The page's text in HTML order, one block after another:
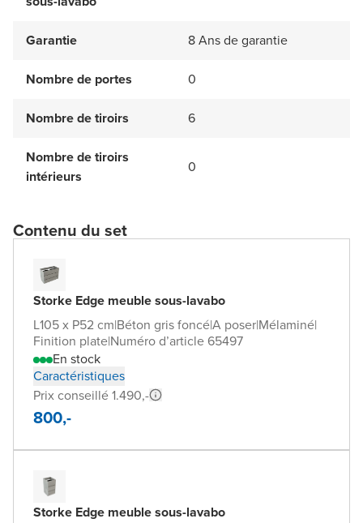
Garantie 8 Ans de garantie
Nombre de portes 0
Nombre de tiroirs 6
Nombre de tiroirs
intérieurs
0
Contenu du set
Storke Edge meuble sous-lavabo
L105 x P52 cm|Béton gris foncé|A poser|Mélaminé|
Finition plate|Numéro d’article 65497
En stock
Caractéristiques
Prix conseillé 1.490,-
800,-
Storke Edge meuble sous-lavabo